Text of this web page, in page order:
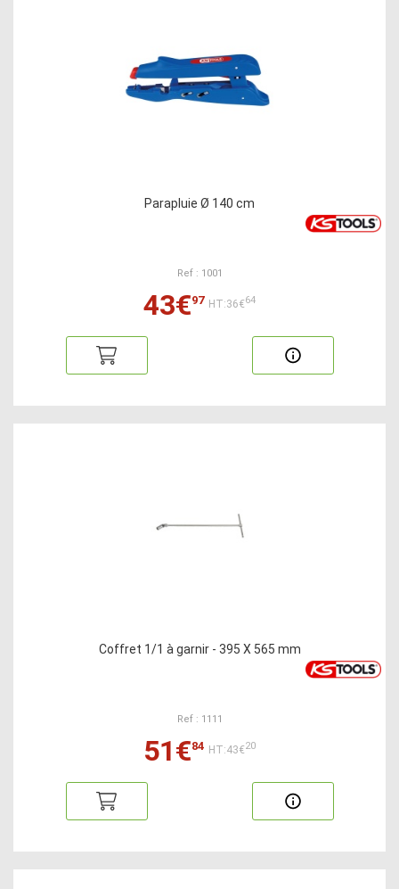
Parapluie Ø 140 cm
Ref : 1001
43€97 HT:36€64
Coffret 1/1 à garnir - 395 X 565 mm
Ref : 1111
51€84 HT:43€20